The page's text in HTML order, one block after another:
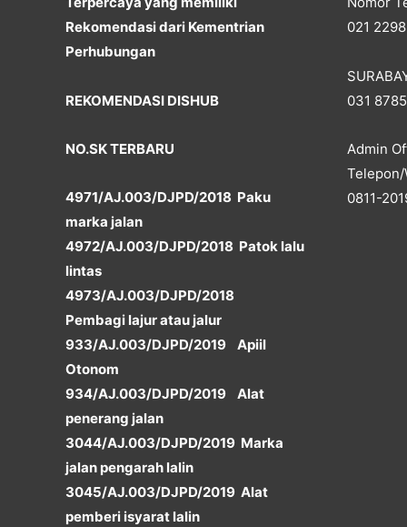
Rekomendasi dari Kementrian
Perhubungan
REKOMENDASI DISHUB
NO.SK TERBARU
4971/AJ.003/DJPD/2018 Paku
marka jalan
4972/AJ.003/DJPD/2018 Patok lalu
lintas
4973/AJ.003/DJPD/2018
Pembagi lajur atau jalur
933/AJ.003/DJPD/2019 Apiil
Otonom
934/AJ.003/DJPD/2019 Alat
penerang jalan
3044/AJ.003/DJPD/2019 Marka
jalan pengarah lalin
3045/AJ.003/DJPD/2019 Alat
pemberi isyarat lalin
021
031
Admin
Telepon/
0811-